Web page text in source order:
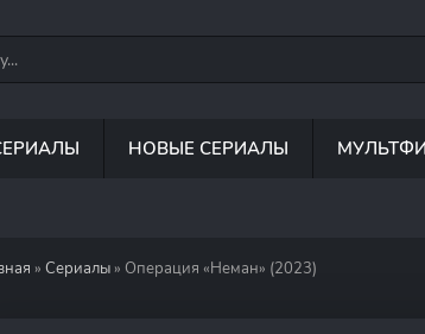
НОВЫЕ СЕРИАЛЫ
» Сериалы » Операция «Неман» (2023)